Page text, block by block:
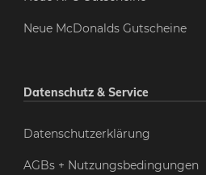
Neue McDonalds Gutscheine
Datenschutz & Service
Datenschutzerklärung
AGBs + Nutzungsbedingungen